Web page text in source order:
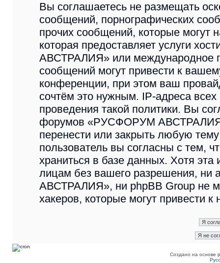
Вы соглашаетесь не размещать
сообщений, порнографических
прочих сообщений, которые могут
которая предоставляет услуги
АВСТРАЛИЯ» или международное
сообщений могут привести к
конференции, при этом ваш
сочтём это нужным. IP-адреса
проведения такой политики. Вы
форумов «РУСФОРУМ АВСТРАЛИЯ»
перенести или закрыть любую
пользователь вы согласны с тем,
храниться в базе данных. Хотя
лицам без вашего разрешения,
АВСТРАЛИЯ», ни phpBB Group не
хакеров, которые могут привести
Создано на основе